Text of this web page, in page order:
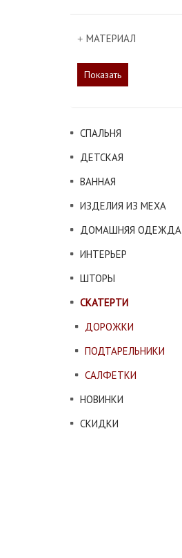
МАТЕРИАЛ
Показать
СПАЛЬНЯ
ДЕТСКАЯ
ВАННАЯ
ИЗДЕЛИЯ ИЗ МЕХА
ДОМАШНЯЯ ОДЕЖДА
ИНТЕРЬЕР
ШТОРЫ
СКАТЕРТИ
ДОРОЖКИ
ПОДТАРЕЛЬНИКИ
САЛФЕТКИ
НОВИНКИ
СКИДКИ